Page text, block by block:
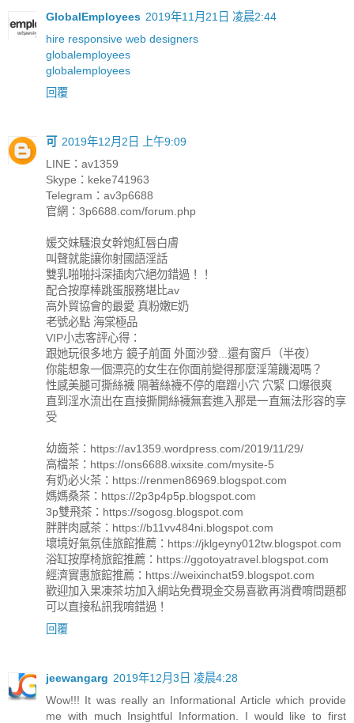
GlobalEmployees 2019年11月21日 凌晨2:44
hire responsive web designers
globalemployees
globalemployees
回覆
可
2019年12月2日 上午9:09
LINE：av1359
Skype：keke741963
Telegram：av3p6688
官網：3p6688.com/forum.php
媛交妹騷浪女幹炮紅唇白膚
叫聲就能讓你射國語淫話
雙乳啪啪抖深插肉穴絕勿錯過！！
配合按摩棒跳蛋服務堪比av
高外貿協會的最愛 真粉嫩E奶
老號必點 海棠極品
VIP小志客評心得：
跟她玩很多地方 鏡子前面 外面沙發...還有窗戶（半夜）
你能想象一個漂亮的女生在你面前變得那麼淫蕩饑渴嗎？
性感美腿可撕絲襪 隔著絲襪不停的磨蹭小穴 穴緊 口爆很爽
直到淫水流出在直接撕開絲襪無套進入那是一直無法形容的享
受
幼齒茶：https://av1359.wordpress.com/2019/11/29/
高檔茶：https://ons6688.wixsite.com/mysite-5
有奶必火茶：https://renmen86969.blogspot.com
媽媽桑茶：https://2p3p4p5p.blogspot.com
3p雙飛茶：https://sogosg.blogspot.com
胖胖肉感茶：https://b11vv484ni.blogspot.com
壞境好氣氛佳旅館推薦：https://jklgeyny012tw.blogspot.com
浴缸按摩椅旅館推薦：https://ggotoyatravel.blogspot.com
經濟實惠旅館推薦：https://weixinchat59.blogspot.com
歡迎加入果凍茶坊加入網站免費現金交易喜歡再消費唷問題都
可以直接私訊我唷錯過！
回覆
jeewangarg 2019年12月3日 凌晨4:28
Wow!!! It was really an Informational Article which provide
me with much Insightful Information. I would like to first